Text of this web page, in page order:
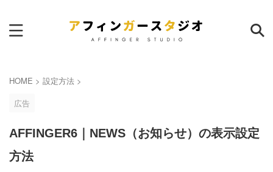
ランキング
HOME > 設定方法 >
広告
AFFINGER6｜NEWS（お知らせ）の表示設定
方法